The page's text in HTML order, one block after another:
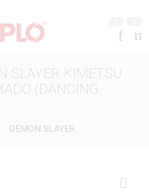
SLAYER KIMETSU
(DANCING
DEMON SLAYER